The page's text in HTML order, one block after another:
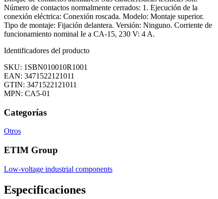
Número de contactos normalmente cerrados: 1. Ejecución de la
conexión eléctrica: Conexión roscada. Modelo: Montaje superior.
Tipo de montaje: Fijación delantera. Versión: Ninguno. Corriente de
funcionamiento nominal Ie a CA-15, 230 V: 4 A.
Identificadores del producto
SKU: 1SBN010010R1001
EAN: 3471522121011
GTIN: 3471522121011
MPN: CA5-01
Categorías
Otros
ETIM Group
Low-voltage industrial components
Especificaciones